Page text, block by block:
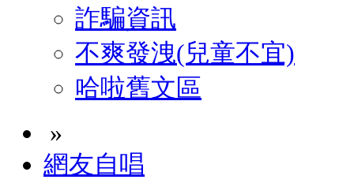
詐騙資訊
不爽發洩(兒童不宜)
哈啦舊文區
»
網友自唱